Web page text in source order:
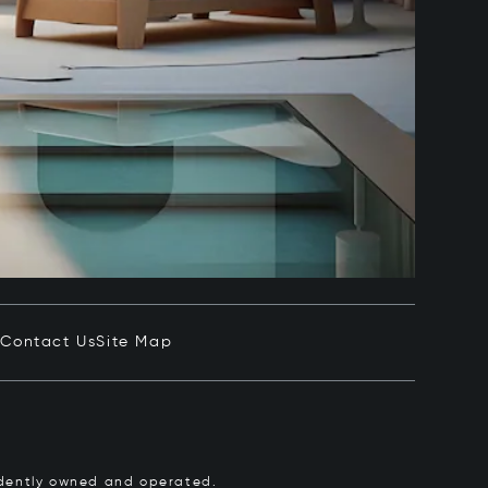
Contact UsSite Map
owned and operated.